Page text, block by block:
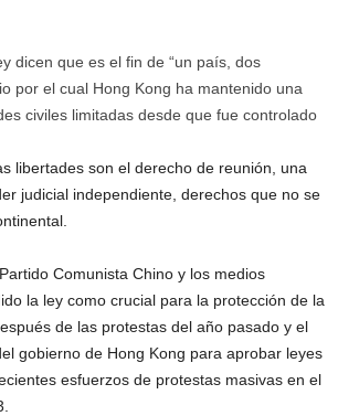
dicen que es el fin de “un país, dos
por el cual Hong Kong ha mantenido una
civiles limitadas desde que fue controlado
libertades son el derecho de reunión, una
judicial independiente, derechos que no se
Comunista Chino y los medios
la ley como crucial para la protección de la
de las protestas del año pasado y el
gobierno de Hong Kong para aprobar leyes
esfuerzos de protestas masivas en el